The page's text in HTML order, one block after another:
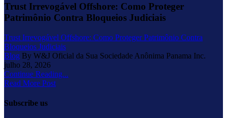
Trust Irrevogável Offshore: Como Proteger
Patrimônio Contra Bloqueios Judiciais
Trust Irrevogável Offshore: Como Proteger Patrimônio Contra
Bloqueios Judiciais
Blog By W&J Oficial da Sua Sociedade Anônima Panama Inc.
julho 28, 2026
Continue Reading...
Read More Post
Subscribe us